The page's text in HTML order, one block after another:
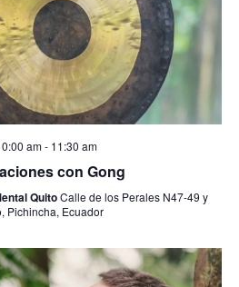
am- 11:30 am
con Gong
QuitoCalle de los Perales N47-49 y
Pichincha, Ecuador